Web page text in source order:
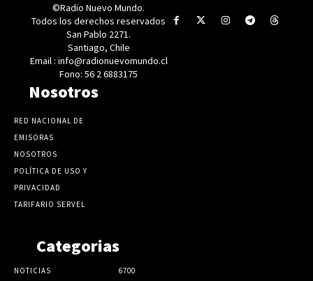
©Radio Nuevo Mundo.
Todos los derechos reservados
San Pablo 2271.
Santiago, Chile
Email : info@radionuevomundo.cl
Fono: 56 2 6883175
Nosotros
RED NACIONAL DE
EMISORAS
NOSOTROS
POLÍTICA DE USO Y
PRIVACIDAD
TARIFARIO SERVEL
Categorias
NOTICIAS
6700